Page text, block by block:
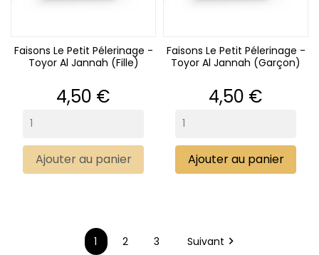
Faisons Le Petit Pélerinage -
Toyor Al Jannah (Fille)
Prix
4,50 €
Ajouter au panier
Faisons Le Petit Pélerinage -
Toyor Al Jannah (Garçon)
Prix
4,50 €
Ajouter au panier
1 2 3 Suivant 